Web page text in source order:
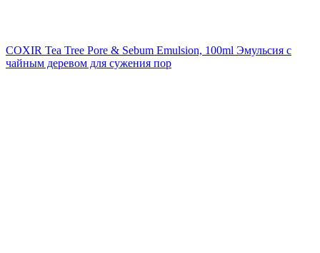
COXIR Tea Tree Pore & Sebum Emulsion, 100ml Эмульсия с
чайным деревом для сужения пор